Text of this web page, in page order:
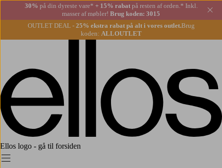
30% på din dyreste vare* + 15% rabatpå resten af orden.* Inkl.
masser af møbler! Brug koden: 3015
OUTLET DEAL - 25% ekstra rabat på alt i vores outlet.Brug
koden: ALLOUTLET
Ellos logo - gå til forsiden
Menu